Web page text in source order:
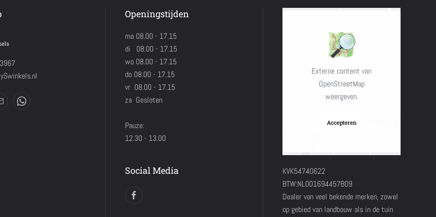
Openingstijden
ma 08.00 - 17.15
di 08.00 - 17.15
wo 08.00 - 17.15
do 08.00 - 17.15
vr 08.00 - 17.15
za Gesloten
Pauze:
12.30 - 13.00
Social Media
Externe content van
OpenStreetMap
weergeven.
Accepteren
KVK54740622
BTW:NL001694457B09
Dealer van veel bekende merken, zowel
op gebied van landbouw als in de tuin